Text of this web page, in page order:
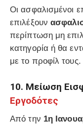
Οι ασφαλισμένοι
επιλέξουν
περίπτωση μη
κατηγορία ή θα
με το προφίλ τους.
10. Μείωση
Εργοδότες
Από την 1η